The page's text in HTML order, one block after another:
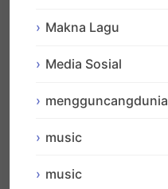
Makna Lagu
Media Sosial
mengguncangdunia
music
music